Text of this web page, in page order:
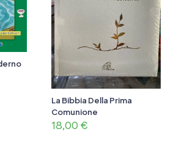
La Bibbia Della Prima
Comunione
18,00 €